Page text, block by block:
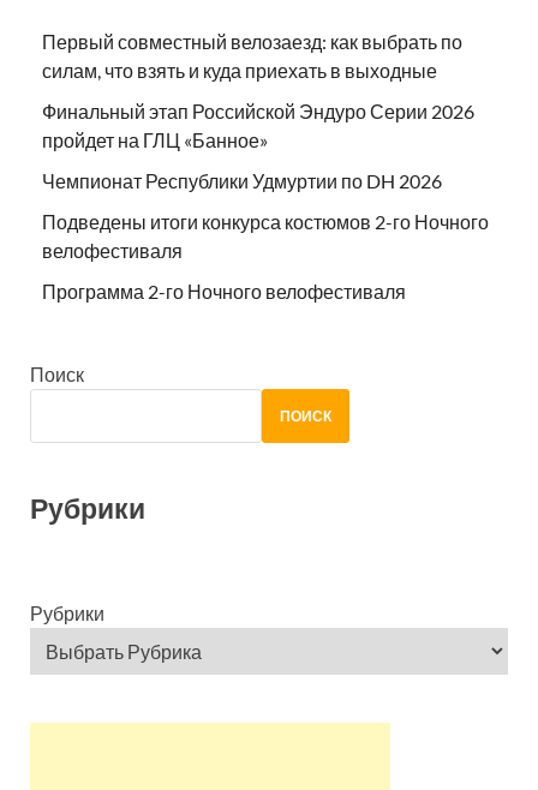
Первый совместный велозаезд: как выбрать по
силам, что взять и куда приехать в выходные
Финальный этап Российской Эндуро Серии 2026
пройдет на ГЛЦ «Банное»
Чемпионат Республики Удмуртии по DH 2026
Подведены итоги конкурса костюмов 2-го Ночного
велофестиваля
Программа 2-го Ночного велофестиваля
Поиск
ПОИСК
Рубрики
Рубрики